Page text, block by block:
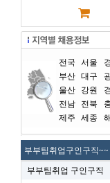
전국 서울
부산 대구
울산
강원
전남
전북
제주
세종
부부팀취업구인구직~~
부부팀취업 구인구직